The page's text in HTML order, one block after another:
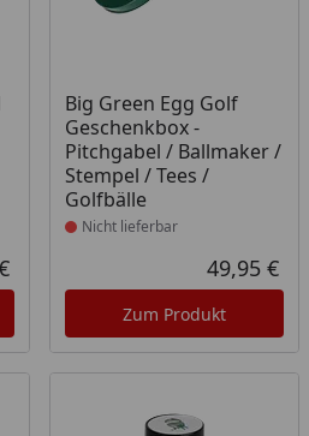
Aktueller Preis
Big Green Egg Golf
Geschenkbox -
Pitchgabel / Ballmaker /
Stempel / Tees /
Golfbälle
Produkt nicht lieferbar
Nicht lieferbar
49,95 €
Zum Produkt